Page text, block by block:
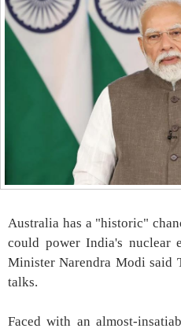
Australia has a "historic"
could power India's nuclear
Minister Narendra Modi said
talks.
Faced with an almost-